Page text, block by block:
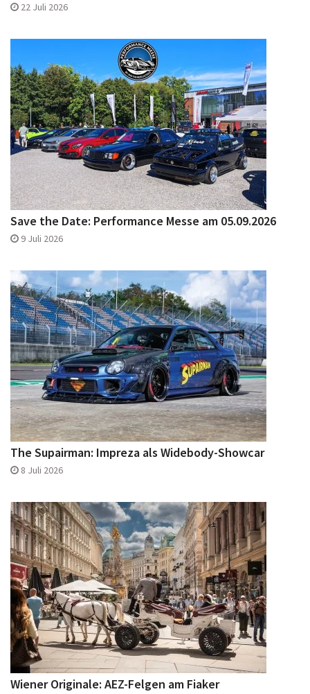
22 Juli 2026
Save the Date: Performance Messe am 05.09.2026
9 Juli 2026
The Supairman: Impreza als Widebody-Showcar
8 Juli 2026
Wiener Originale: AEZ-Felgen am Fiaker